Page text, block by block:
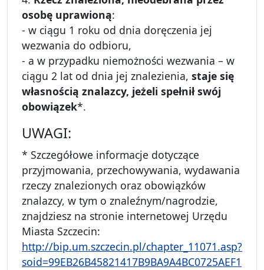
osobę uprawioną:
- w ciągu 1 roku od dnia doręczenia jej
wezwania do odbioru,
- a w przypadku niemożności wezwania – w
ciągu 2 lat od dnia jej znalezienia, staje się
własnością znalazcy, jeżeli spełnił swój
obowiązek*.
UWAGI:
* Szczegółowe informacje dotyczące
przyjmowania, przechowywania, wydawania
rzeczy znalezionych oraz obowiązków
znalazcy, w tym o znaleźnym/nagrodzie,
znajdziesz na stronie internetowej Urzędu
Miasta Szczecin:
http://bip.um.szczecin.pl/chapter_11071.asp?
soid=99EB26B45821417B9BA9A4BC0725AEF1